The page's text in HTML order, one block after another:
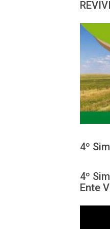
4º
4º
Ente